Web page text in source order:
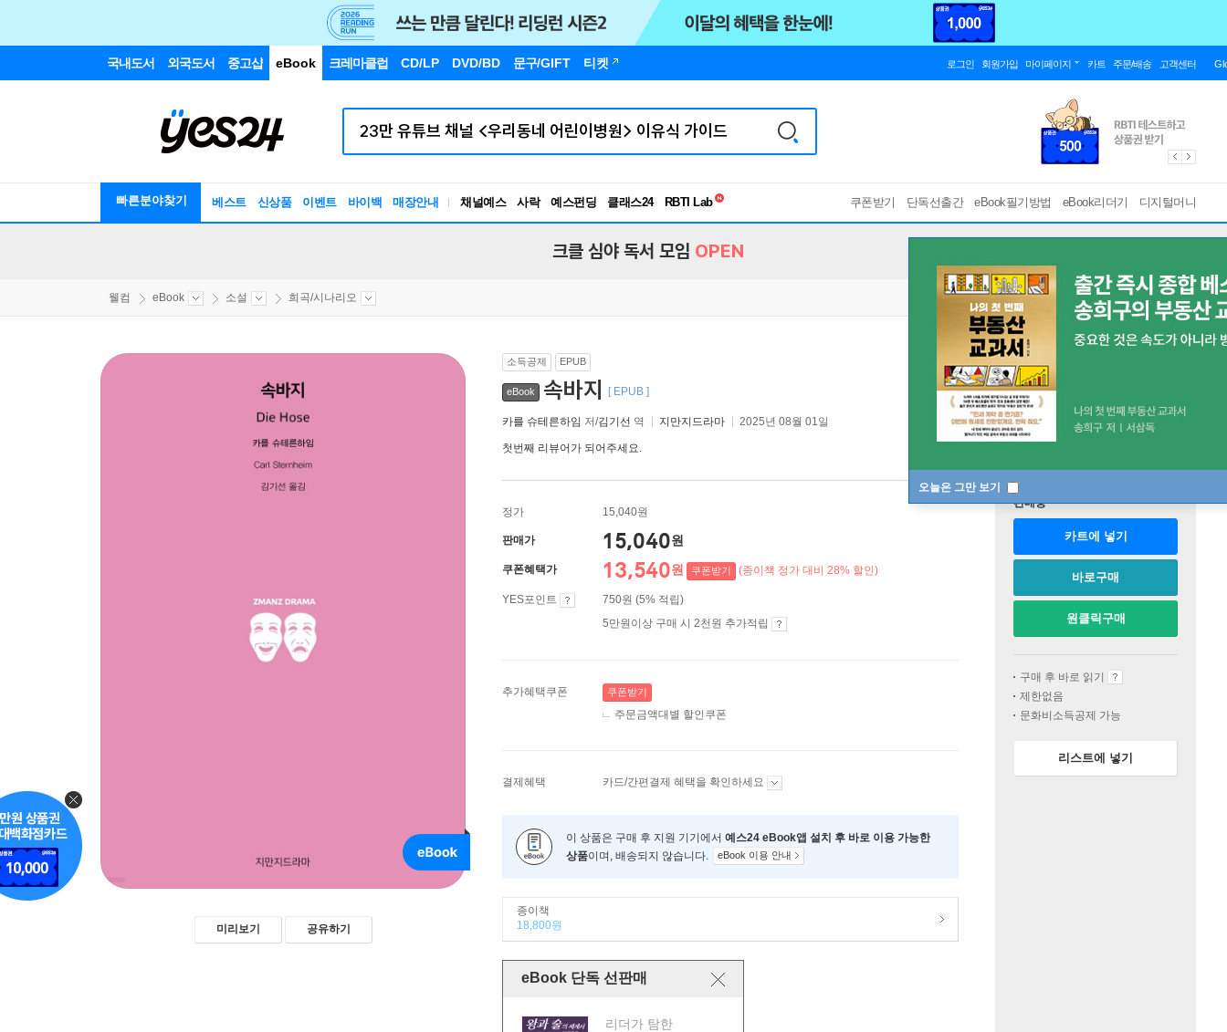
국내도서 외국도서 중고샵 eBook 크레마클럽 CD/LP DVD/BD 문구/GIFT 티켓 로그인 회원가입 마이페이지 카트 주문/배송 고객센터
빠른분야찾기 베스트 신상품 이벤트 바이백 매장안내 채널예스 사락 예스펀딩 클래스24
독서유형검사
쿠폰받기 단독선출간 eBook필기방법 eBook리더기 디지털머니
오늘은 그만 보기
크클 심야 독서 모임 OPEN
웰컴 eBook 소설 희곡/시나리오
미리보기 공유하기
소득공제 EPUB
eBook 속바지 [ EPUB ]
카를 슈테른하임 저/김기선 역 지만지드라마 2025년 08월 01일
첫번째 리뷰어가 되어주세요.
정가 15,040원
판매가 15,040원
쿠폰혜택가 13,540원 쿠폰받기 (종이책 정가 대비 28% 할인)
YES포인트
750원 (5% 적립)
5만원이상 구매 시 2천원 추가적립
추가혜택쿠폰 쿠폰받기
주문금액대별 할인쿠폰
결제혜택 카드/간편결제 혜택을 확인하세요
이 상품은 구매 후 지원 기기에서 예스24 eBook앱 설치 후 바로 이용 가능한
상품이며, 배송되지 않습니다. eBook 이용 안내
종이책
18,800원
eBook 단독 선판매
리더가 탐한
판매중
카트에 넣기
바로구매
원클릭구매
구매 후 바로 읽기
제한없음
문화비소득공제 가능
리스트에 넣기